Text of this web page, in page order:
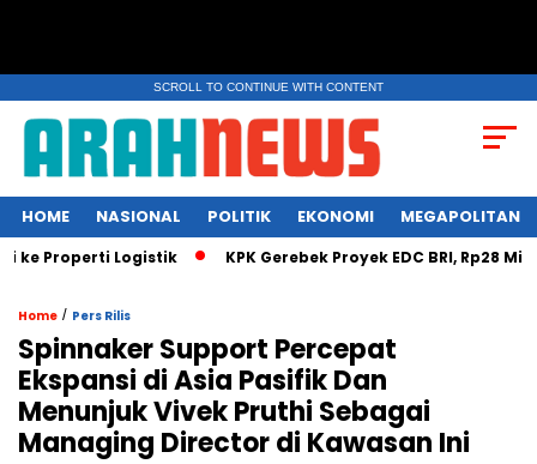
SCROLL TO CONTINUE WITH CONTENT
HOME NASIONAL POLITIK EKONOMI MEGAPOLITAN
Properti Logistik KPK Gerebek Proyek EDC BRI, Rp28
Home / Pers Rilis
Spinnaker Support Percepat
Ekspansi di Asia Pasifik Dan
Menunjuk Vivek Pruthi Sebagai
Managing Director di Kawasan Ini